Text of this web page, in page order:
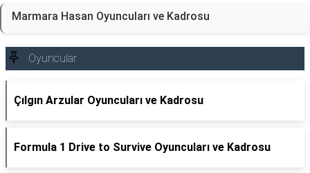
Marmara Hasan Oyuncuları ve Kadrosu
Oyuncular
Çılgın Arzular Oyuncuları ve Kadrosu
Formula 1 Drive to Survive Oyuncuları ve Kadrosu